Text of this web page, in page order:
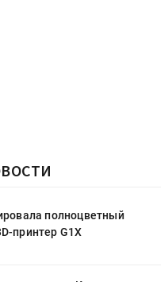
полноцветный
принтер G1X